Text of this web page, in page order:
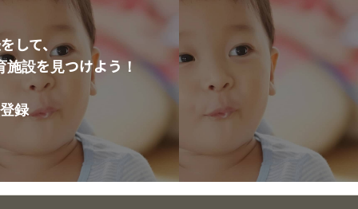
して、
設を見つけよう！
録